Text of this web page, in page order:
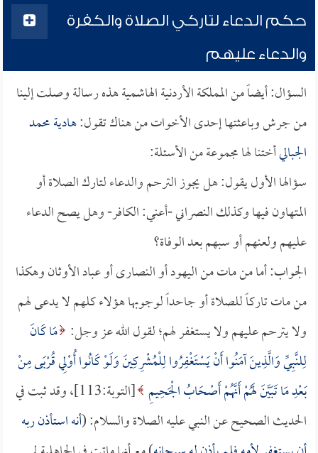
حكم الدعاء لتاركي الصلاة والكفرة
والدعاء عليهم
السؤال: أيضاً من المملكة الأردنية الهاشمية هذه رسالة وصلت إلينا
من جرش وباعثتها إحدى الأخوات من هناك تقول:هادية محمد
الجباليأختنا لها مجموعة من الأسئلة:
سؤالها الأول يقول: هل يجوز الترحم والدعاء لتارك الصلاة أو
المتهاون فيها وكذلك النصراني -أعني: الكافر- وهل يصح الدعاء
عليهم ولعنهم أو سبهم بعد الوفاة؟
الجواب: أما من مات من اليهود أو النصارى أو عباد الأوثان وهكذا
من مات تاركاً للصلاة أو جاحداً لوجوبها هؤلاء كلهم لا يدعى لهم
ولا يترحم عليهم ولا يستغفر لهم؛ لقول الله عز وجل: مَا كَانَ
لِلنَّبِيِّ وَالَّذِينَ آمَنُوا أَنْ يَسْتَغْفِرُوا لِلْمُشْرِكِينَ وَلَوْ كَانُوا أُوْلِي قُرْبَى مِنْ
بَعْدِ مَا تَبَيَّنَ لَهُمْ أَنَّهُمْ أَصْحَابُ الْجَحِيمِ
[التوبة:113]، وقد ثبت في
الحديث الصحيح عن النبي عليه الصلاة والسلام: (أنه استأذن ربه